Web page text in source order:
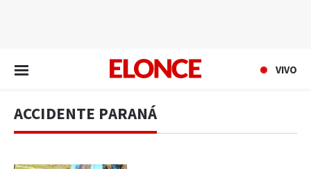
VIVO
ACCIDENTE PARANÁ